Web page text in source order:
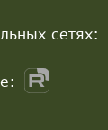
сетях: